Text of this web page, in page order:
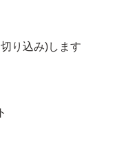
り込み)します